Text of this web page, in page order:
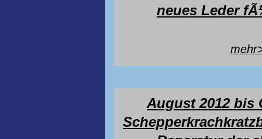
neues Leder
August 2012 bis